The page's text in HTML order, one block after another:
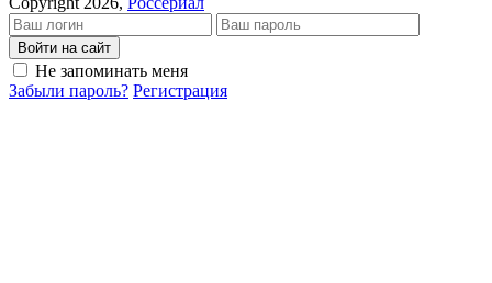
Войти на сайт
Не запоминать меня
Забыли пароль? Регистрация